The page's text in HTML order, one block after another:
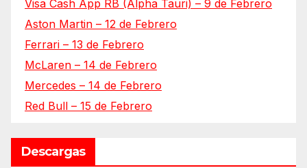
Visa Cash App RB (Alpha Tauri) – 9 de Febrero
Aston Martin – 12 de Febrero
Ferrari – 13 de Febrero
McLaren – 14 de Febrero
Mercedes – 14 de Febrero
Red Bull – 15 de Febrero
Descargas